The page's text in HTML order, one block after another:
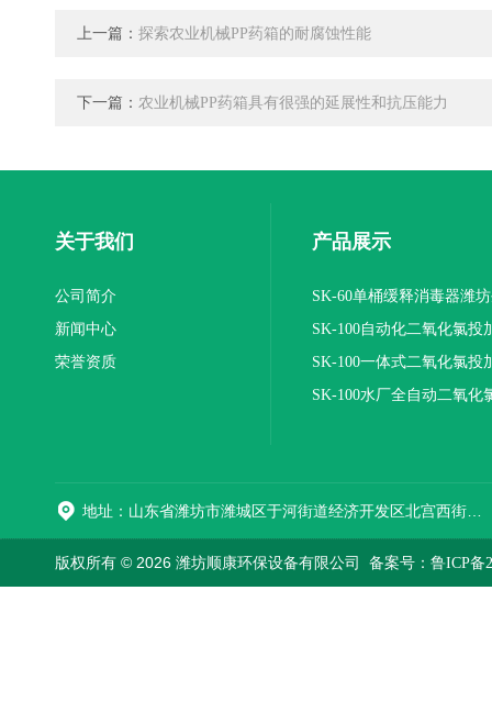
上一篇： 探索农业机械PP药箱的耐腐蚀性能
下一篇： 农业机械PP药箱具有很强的延展性和抗压能力
关于我们
公司简介
新闻中心
荣誉资质
产品展示
SK-60单桶缓释消毒器潍
SK-100自动化二氧化氯投
装置
SK-100一体式二氧化氯投
报价
SK-100水厂全自动二氧化
版权所有 © 2026 潍坊顺康环保设备有限公司 备案号：鲁ICP备